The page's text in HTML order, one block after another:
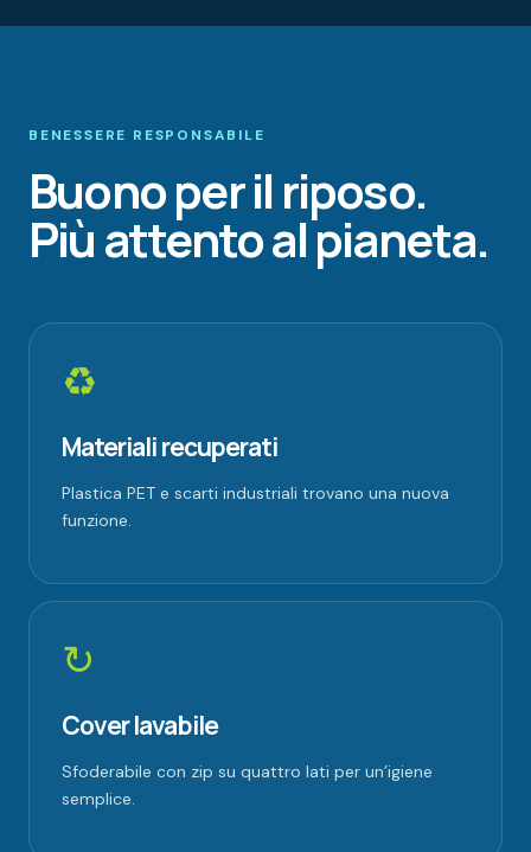
BENESSERE RESPONSABILE
Buono per il riposo.
Più attento al pianeta.
♻
Materiali recuperati
Plastica PET e scarti industriali trovano una nuova
funzione.
↻
Cover lavabile
Sfoderabile con zip su quattro lati per un’igiene
semplice.